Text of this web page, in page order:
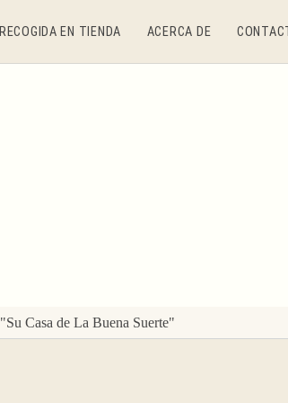
RECOGIDA EN TIENDA ACERCA DE
"Su Casa de La Buena Suerte"